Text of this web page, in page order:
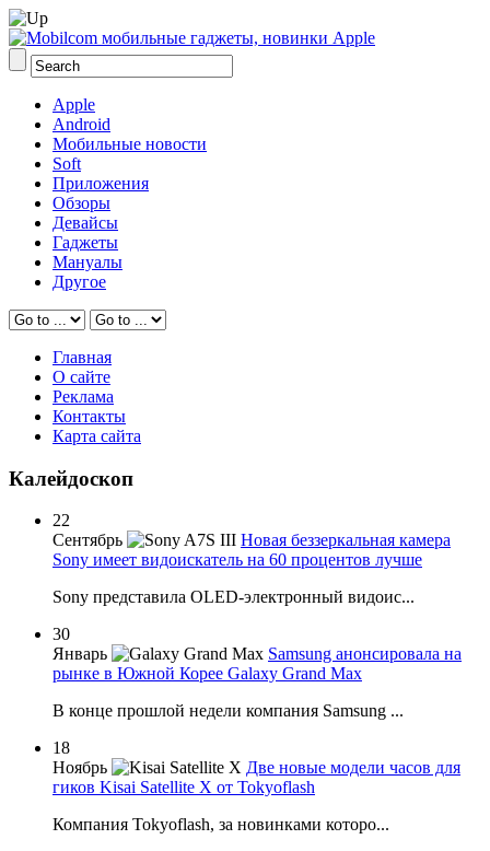
Apple
Android
Мобильные новости
Soft
Приложения
Обзоры
Девайсы
Гаджеты
Мануалы
Другое
Главная
О сайте
Реклама
Контакты
Карта сайта
Калейдоскоп
22
Сентябрь
Новая беззеркальная камера
Sony имеет видоискатель на 60 процентов лучше
Sony представила OLED-электронный видоис...
30
Январь
Samsung анонсировала на
рынке в Южной Корее Galaxy Grand Max
В конце прошлой недели компания Samsung ...
18
Ноябрь
Две новые модели часов для
гиков Kisai Satellite X от Tokyoflash
Компания Tokyoflash, за новинками которо...